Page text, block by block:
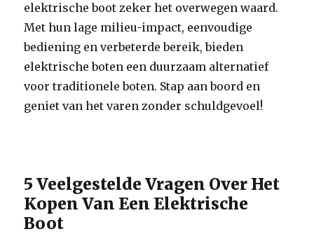
elektrische boot zeker het overwegen waard.
Met hun lage milieu-impact, eenvoudige
bediening en verbeterde bereik, bieden
elektrische boten een duurzaam alternatief
voor traditionele boten. Stap aan boord en
geniet van het varen zonder schuldgevoel!
5 Veelgestelde Vragen Over Het
Kopen Van Een Elektrische
Boot